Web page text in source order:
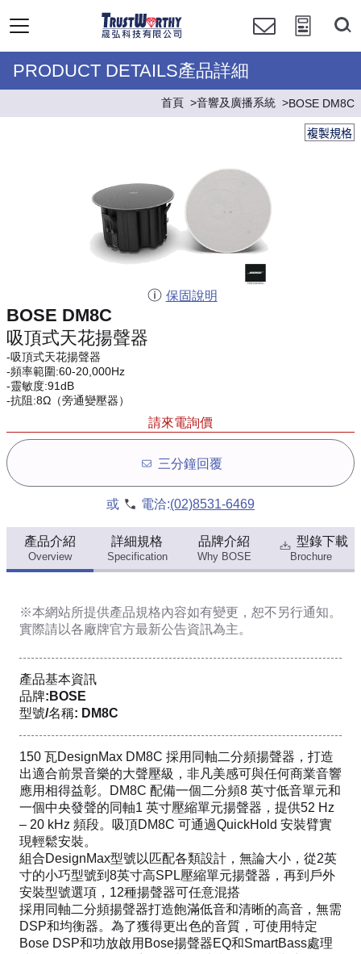
PRODUCT DETAILS產品詳細
首頁 音響及廣播系統 BOSE DM8C
複製規格
保固說明
BOSE DM8C
吸頂式天花揚聲器
-吸頂式天花揚聲器
-頻率範圍:60-20,000Hz
-靈敏度:91dB
-抗阻:8Ω（旁通變壓器）
請來電詢價
三分鐘回覆
或 電洽:(02)8531-6469
產品介紹
Overview
詳細規格
Specification
品牌介紹
Why BOSE
型錄下載
Brochure
※本網站所提供產品規格內容如有變更，恕不另行通知。
實際請以各廠牌官方最新公告資訊為主。
產品基本資訊
品牌:BOSE
型號/名稱: DM8C
150 瓦DesignMax DM8C 採用同軸二分頻揚聲器，打造
出適合前景音樂的大聲壓級，非凡美感可與任何商業音響
應用相得益彰。DM8C 配備一個二分頻8 英寸低音單元和
一個中央發聲的同軸1 英寸壓縮單元揚聲器，提供52 Hz
– 20 kHz 頻段。吸頂DM8C 可通過QuickHold 安裝臂實
現輕鬆安裝。
組合DesignMax型號以匹配各類設計，無論大小，從2英
寸的小巧型號到8英寸高SPL壓縮單元揚聲器，再到戶外
安裝型號選項，12種揚聲器可任意混搭
採用同軸二分頻揚聲器打造飽滿低音和清晰的高音，無需
DSP和均衡器。為了獲得更出色的音質，可使用特定
Bose DSP和功放啟用Bose揚聲器EQ和SmartBass處理